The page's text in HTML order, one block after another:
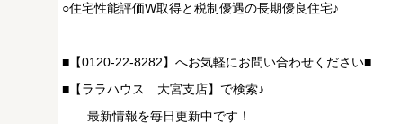
○住宅性能評価W取得と税制優遇の長期優良住宅♪
■【0120-22-8282】へお気軽にお問い合わせください■
■【ララハウス 大宮支店】で検索♪
最新情報を毎日更新中です！